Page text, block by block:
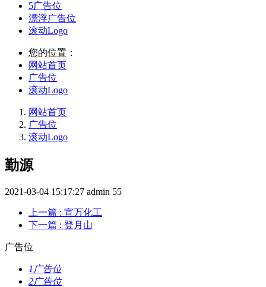
5广告位
漂浮广告位
滚动Logo
您的位置：
网站首页
广告位
滚动Logo
网站首页
广告位
滚动Logo
勤源
2021-03-04 15:17:27 admin 55
上一篇 : 宣万化工
下一篇 : 登月山
广告位
1广告位
2广告位